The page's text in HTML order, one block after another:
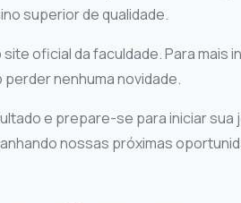
superior de qualidade.
oficial da faculdade. Para mais
nenhuma novidade.
e prepare-se para iniciar
nossas próximas